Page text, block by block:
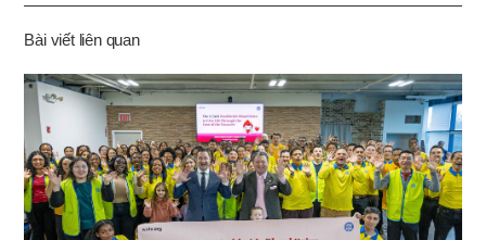
기
Bài viết liên quan